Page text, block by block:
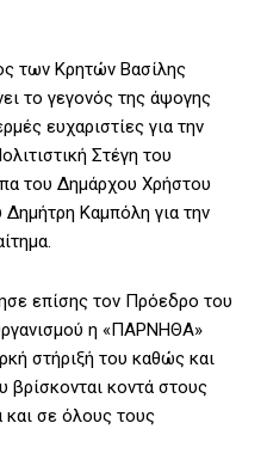
των Κρητών Βασίλης
το γεγονός της άψογης
ευχαριστίες για την
Στέγη του
του Δημάρχου Χρήστου
Καμπόλη για την
επίσης τον Πρόεδρο του
η «ΠΑΡΝΗΘΑ»
στήριξή του καθώς και
βρίσκονται κοντά στους
σε όλους τους